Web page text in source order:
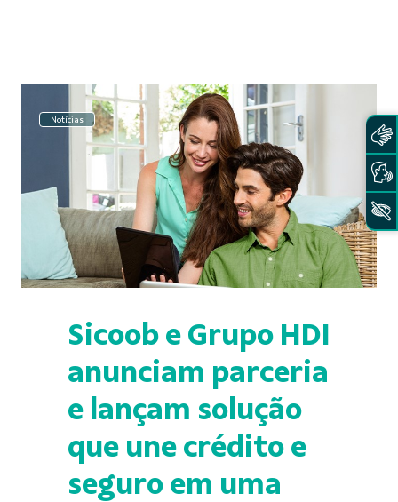
Notícias
Sicoob e Grupo HDI
anunciam parceria
e lançam solução
que une crédito e
seguro em uma